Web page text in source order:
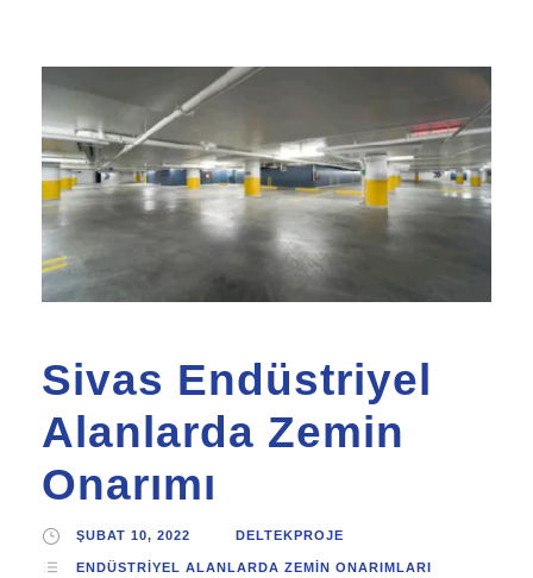
Sivas Endüstriyel
Alanlarda Zemin
Onarımı
ŞUBAT 10, 2022 DELTEKPROJE
ENDÜSTRIYEL ALANLARDA ZEMIN ONARIMLARI